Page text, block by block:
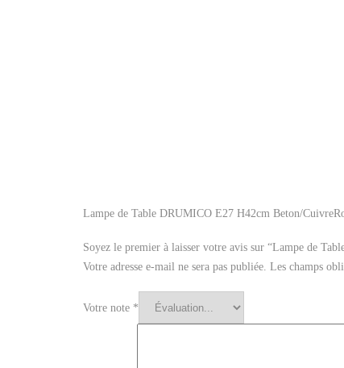
Lampe de Table DRUMICO E27 H42cm Beton/
Soyez le premier à laisser votre avis sur “Lampe de
Votre adresse e-mail ne sera pas publiée. Les champs
Votre note *